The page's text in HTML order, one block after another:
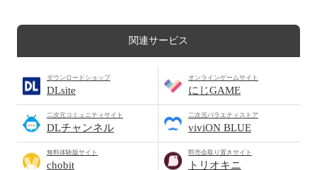
関連サービス
ダウンロードショップ
DLsite
オンラインゲームサイト
にじGAME
二次元コミュニティサイト
DLチャンネル
二次元バラエティストア
viviON BLUE
無料体験版サイト
chobit
即売会取り置きサイト
トリオキニ